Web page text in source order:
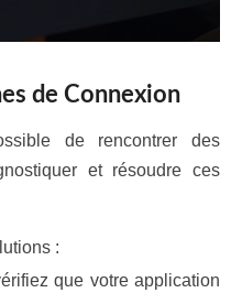
de Connexion
de rencontrer des
et résoudre ces
:
que votre application